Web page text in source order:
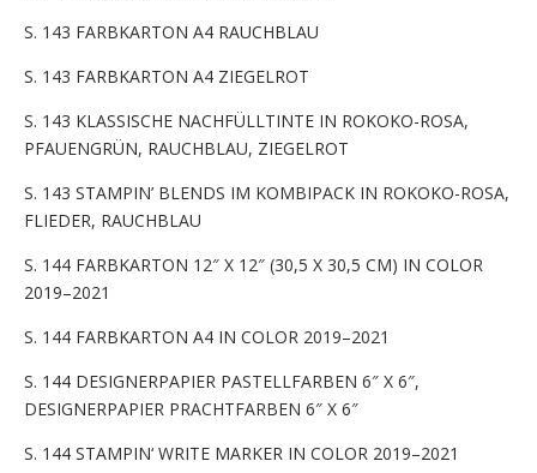
S. 143 FARBKARTON A4 RAUCHBLAU
S. 143 FARBKARTON A4 ZIEGELROT
S. 143 KLASSISCHE NACHFÜLLTINTE IN ROKOKO-ROSA,
PFAUENGRÜN, RAUCHBLAU, ZIEGELROT
S. 143 STAMPIN’ BLENDS IM KOMBIPACK IN ROKOKO-ROSA,
FLIEDER, RAUCHBLAU
S. 144 FARBKARTON 12″ X 12″ (30,5 X 30,5 CM) IN COLOR
2019–2021
S. 144 FARBKARTON A4 IN COLOR 2019–2021
S. 144 DESIGNERPAPIER PASTELLFARBEN 6″ X 6″,
DESIGNERPAPIER PRACHTFARBEN 6″ X 6″
S. 144 STAMPIN‘ WRITE MARKER IN COLOR 2019–2021